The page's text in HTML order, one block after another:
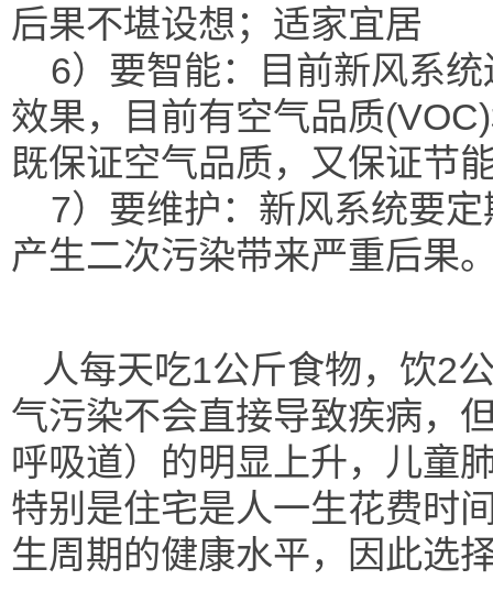
后果不堪设想；适家宜居
6）要智能：目前新风系统
效果，目前有空气品质
既保证空气品质，又保证节
7）要维护：新风系统要定
产生二次污染带来严重后果
人每天吃1公斤食物，饮2
气污染不会直接导致疾病，
呼吸道）的明显上升，儿童
特别是住宅是人一生花费时
生周期的健康水平，因此选